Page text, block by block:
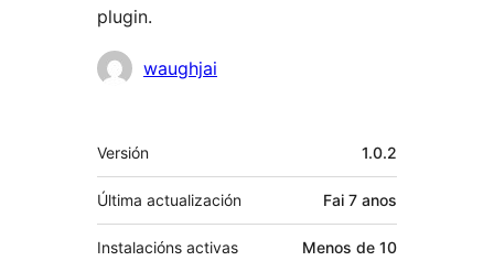
plugin.
Colaboradores
waughjai
Meta
Versión 1.0.2
Última actualización Fai 7 anos
Instalacións activas Menos de 10